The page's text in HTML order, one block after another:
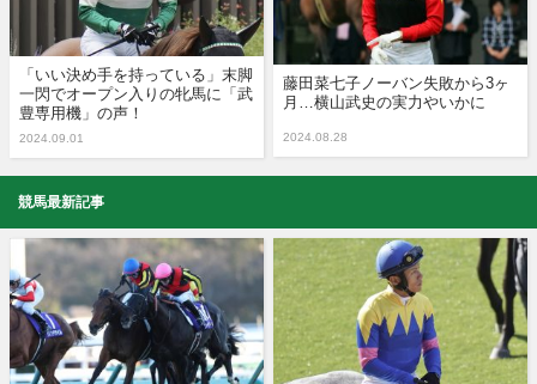
「いい決め手を持っている」末脚
一閃でオープン入りの牝馬に「武
豊専用機」の声！
2024.09.01
藤田菜七子ノーバン失敗から3ヶ
月…横山武史の実力やいかに
2024.08.28
競馬最新記事